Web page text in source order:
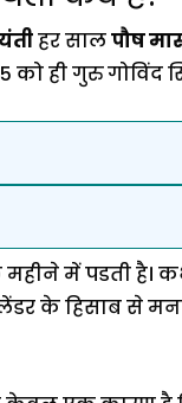
हर सालपौष
को ही गुरु
में पडती है।
हिसाब से